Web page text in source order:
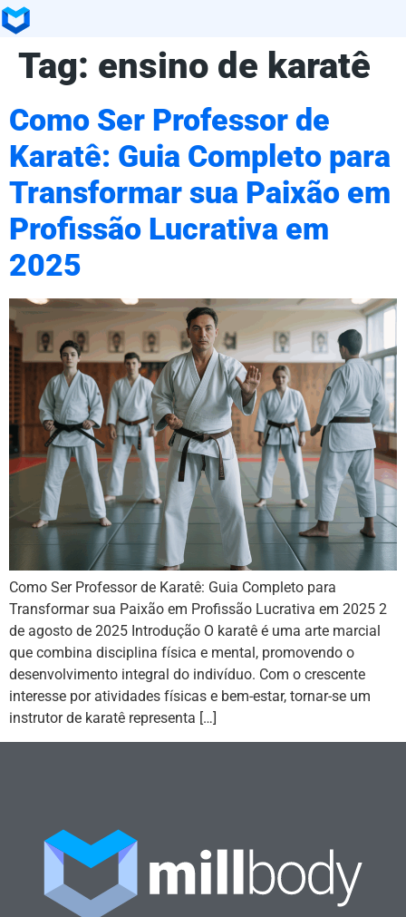
Tag: ensino de karatê
Como Ser Professor de
Karatê: Guia Completo para
Transformar sua Paixão em
Profissão Lucrativa em
2025
Como Ser Professor de Karatê: Guia Completo para
Transformar sua Paixão em Profissão Lucrativa em 2025 2
de agosto de 2025 Introdução O karatê é uma arte marcial
que combina disciplina física e mental, promovendo o
desenvolvimento integral do indivíduo. Com o crescente
interesse por atividades físicas e bem-estar, tornar-se um
instrutor de karatê representa […]